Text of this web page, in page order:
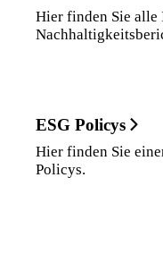
Hier finden Sie alle
ESG Policys
Hier finden Sie
Policys.